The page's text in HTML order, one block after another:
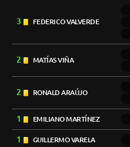
3 FEDERICO VALVERDE
2 MATÍAS VIÑA
2 RONALD ARAÚJO
1 EMILIANO MARTÍNEZ
1 GUILLERMO VARELA